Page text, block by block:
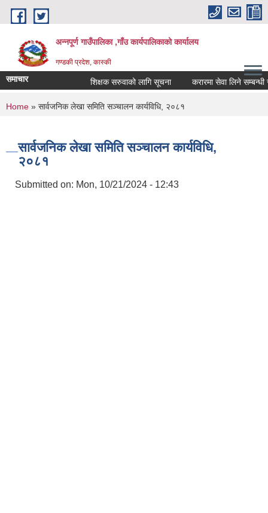
Skip to main content
अन्नपूर्ण गाउँपालिका ,गाँउ कार्यपालिकाको कार्यालय
गण्डकी प्रदेश, कास्की
समाचार शिक्षक सरुवाको लागि सूचना करारमा सेवा लिने सम्बन्धी
You are here
Home » सार्वजनिक लेखा समिति सञ्चालन कार्यविधि, २०८१
सार्वजनिक लेखा समिति सञ्चालन कार्यविधि,
२०८१
Submitted on: Mon, 10/21/2024 - 12:43